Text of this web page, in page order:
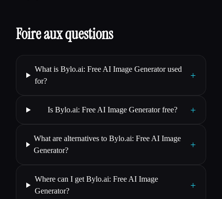
Foire aux questions
What is Bylo.ai: Free AI Image Generator used
for?
+
Is Bylo.ai: Free AI Image Generator free? +
What are alternatives to Bylo.ai: Free AI Image
Generator?
+
Where can I get Bylo.ai: Free AI Image
Generator?
+